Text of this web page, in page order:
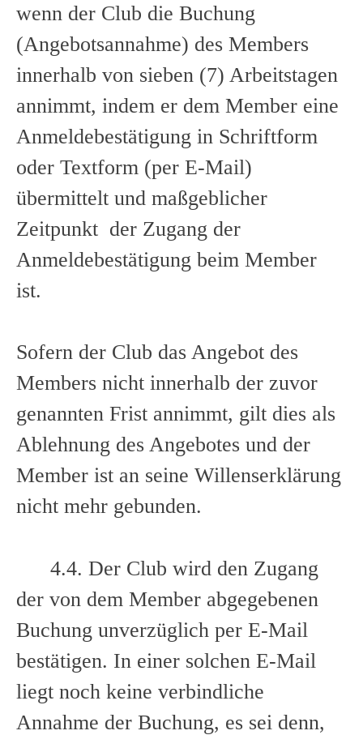
wenn der Club die Buchung
(Angebotsannahme) des Members
innerhalb von sieben (7) Arbeitstagen
annimmt, indem er dem Member eine
Anmeldebestätigung in Schriftform
oder Textform (per E-Mail)
übermittelt und maßgeblicher
Zeitpunkt der Zugang der
Anmeldebestätigung beim Member
ist.
Sofern der Club das Angebot des
Members nicht innerhalb der zuvor
genannten Frist annimmt, gilt dies als
Ablehnung des Angebotes und der
Member ist an seine Willenserklärung
nicht mehr gebunden.
4.4. Der Club wird den Zugang
der von dem Member abgegebenen
Buchung unverzüglich per E-Mail
bestätigen. In einer solchen E-Mail
liegt noch keine verbindliche
Annahme der Buchung, es sei denn,